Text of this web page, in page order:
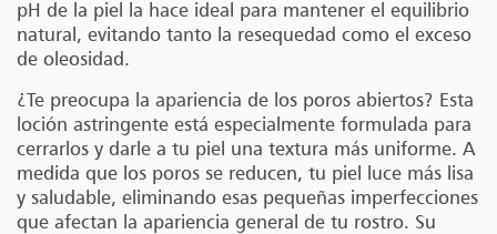
pH de la piel la hace ideal para mantener el equilibrio
natural, evitando tanto la resequedad como el exceso
de oleosidad.
¿Te preocupa la apariencia de los poros abiertos? Esta
loción astringente está especialmente formulada para
cerrarlos y darle a tu piel una textura más uniforme. A
medida que los poros se reducen, tu piel luce más lisa
y saludable, eliminando esas pequeñas imperfecciones
que afectan la apariencia general de tu rostro. Su